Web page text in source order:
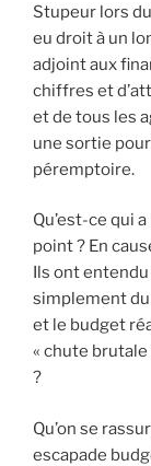
Stupeur lors
eu droit à un
adjoint aux
chiffres et
et de tous les
une sortie
péremptoire.
Qu’est-ce qui
point ? En
Ils ont entendu
simplement
et le budget
« chute
?
Qu’on se
escapade